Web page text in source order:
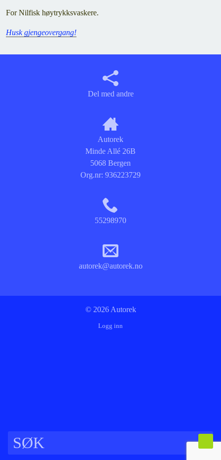
For Nilfisk høytrykksvaskere.
Husk gjengeovergang!
Del med andre
Autorek
Minde Allé 26B
5068 Bergen
Org.nr: 936223729
55298970
autorek@autorek.no
© 2026 Autorek
Logg inn